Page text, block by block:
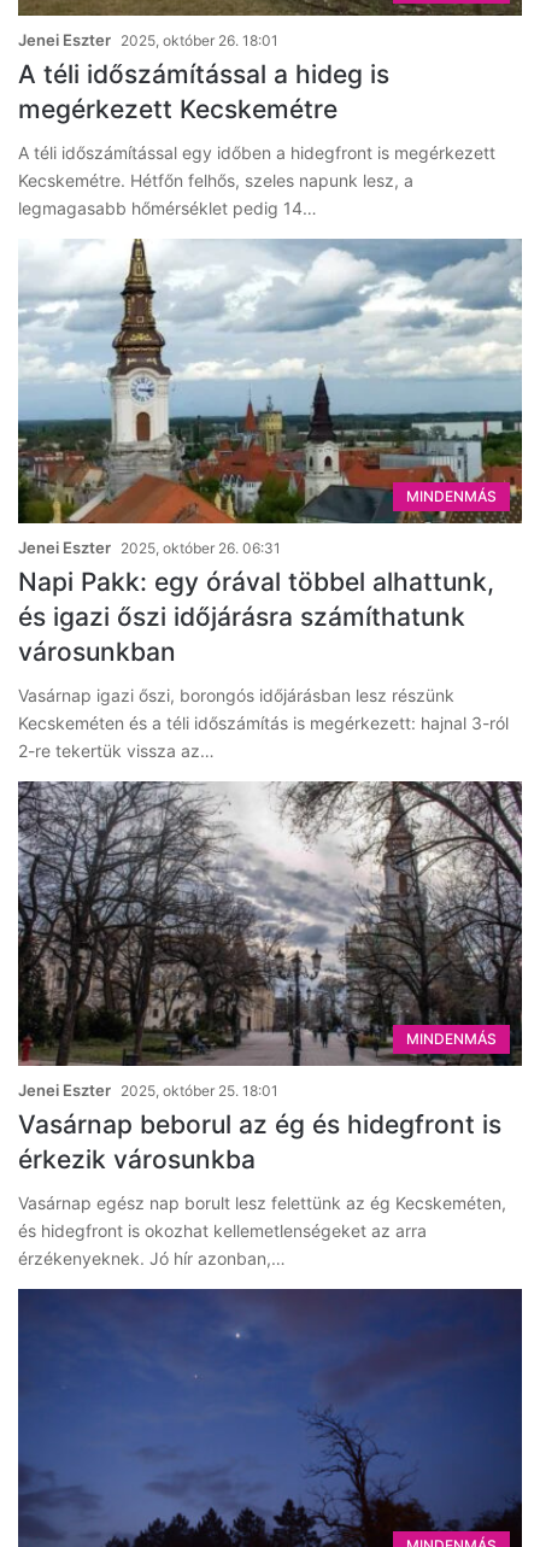
Jenei Eszter 2025, október 26. 18:01
A téli időszámítással a hideg is
megérkezett Kecskemétre
A téli időszámítással egy időben a hidegfront is megérkezett
Kecskemétre. Hétfőn felhős, szeles napunk lesz, a
legmagasabb hőmérséklet pedig 14…
MINDENMÁS
Jenei Eszter 2025, október 26. 06:31
Napi Pakk: egy órával többel alhattunk,
és igazi őszi időjárásra számíthatunk
városunkban
Vasárnap igazi őszi, borongós időjárásban lesz részünk
Kecskeméten és a téli időszámítás is megérkezett: hajnal 3-ról
2-re tekertük vissza az…
MINDENMÁS
Jenei Eszter 2025, október 25. 18:01
Vasárnap beborul az ég és hidegfront is
érkezik városunkba
Vasárnap egész nap borult lesz felettünk az ég Kecskeméten,
és hidegfront is okozhat kellemetlenségeket az arra
érzékenyeknek. Jó hír azonban,…